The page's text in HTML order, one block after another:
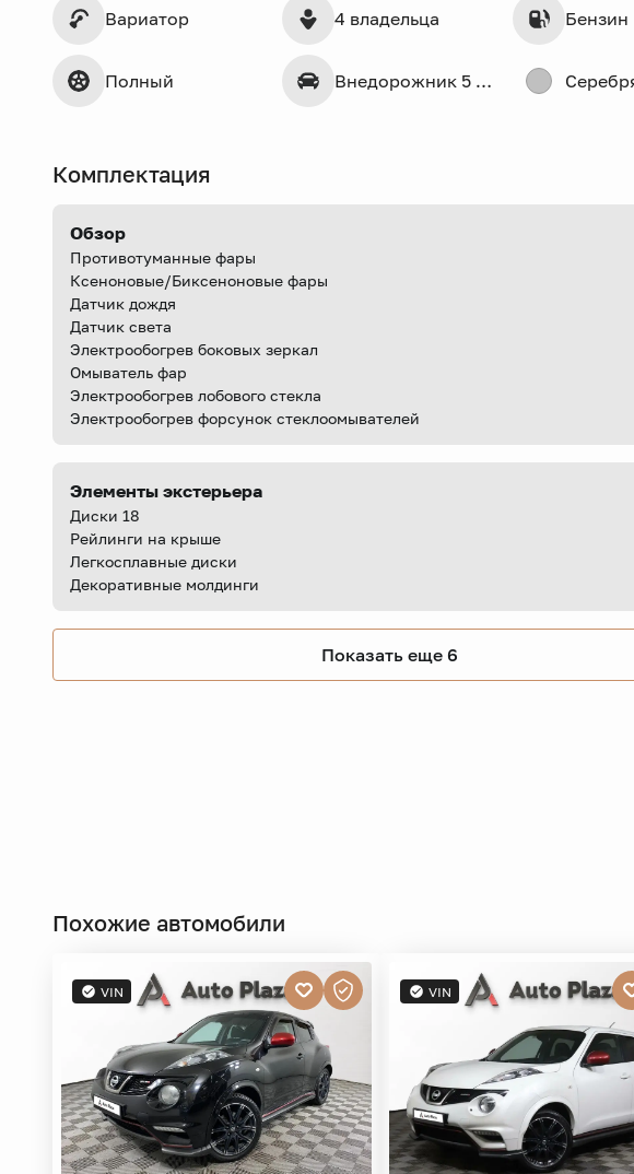
Вариатор 4 владельца Бензин
Полный Внедорожник 5 дв.
Комплектация
Обзор
Противотуманные фары
Ксеноновые/Биксеноновые фары
Датчик дождя
Датчик света
Электрообогрев боковых зеркал
Омыватель фар
Электрообогрев лобового стекла
Электрообогрев форсунок стеклоомывателей
Элементы экстерьера
Диски 18
Рейлинги на крыше
Легкосплавные диски
Декоративные молдинги
Показать еще 6
Похожие автомобили
VIN VIN